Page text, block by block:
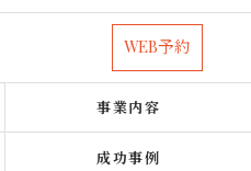
WEB予約
事業内容
成功事例